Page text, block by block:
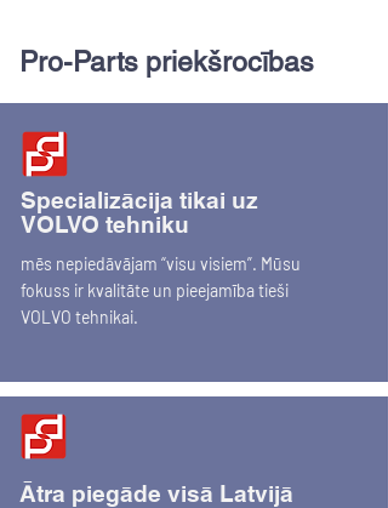
Pro-Parts priekšrocības
Specializācija tikai uz
VOLVO tehniku
mēs nepiedāvājam “visu visiem”. Mūsu
fokuss ir kvalitāte un pieejamība tieši
VOLVO tehnikai.
Ātra piegāde visā Latvijā